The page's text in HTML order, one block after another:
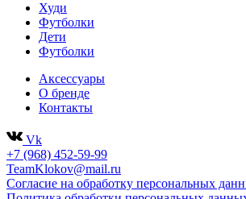
Худи
Футболки
Дети
Футболки
Аксессуары
О бренде
Контакты
Vk
+7 (968) 452-59-99
TeamKlokov@mail.ru
Согласие на обработку персональных